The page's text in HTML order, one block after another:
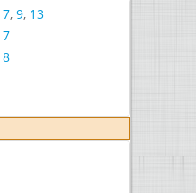
7, 9, 13
7
8